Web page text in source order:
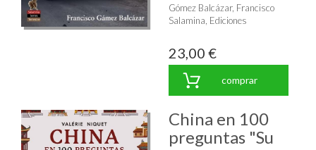
Gómez Balcázar, Francisco
Salamina, Ediciones
23,00 €
comprar
China en 100
preguntas "Su